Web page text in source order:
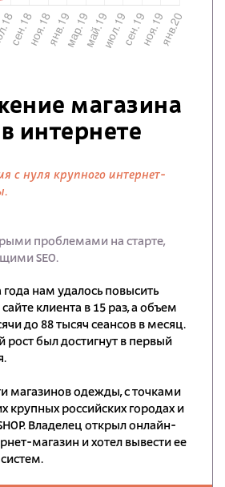
магазина
интернете
с нуля крупного интернет-
проблемами на старте,
SEO.
нам удалось повысить
клиента в 15 раз, а объем
до 88 тысяч сеансов в месяц.
рост был достигнут в первый
магазинов одежды, с точками
крупных российских городах и
Владелец открыл онлайн-
магазин и хотел вывести ее